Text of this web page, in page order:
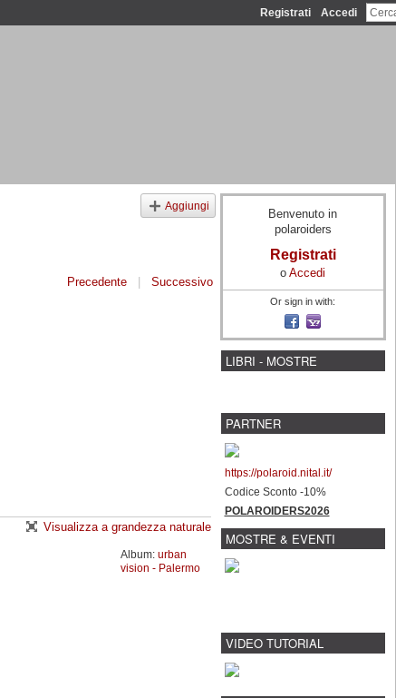
Registrati Accedi
Aggiungi
Precedente | Successivo
Visualizza a grandezza naturale
Album: urban
vision - Palermo
Benvenuto in
polaroiders
Registrati
o Accedi
Or sign in with:
LIBRI - MOSTRE
PARTNER
https://polaroid.nital.it/
Codice Sconto -10%
POLAROIDERS2026
MOSTRE & EVENTI
VIDEO TUTORIAL